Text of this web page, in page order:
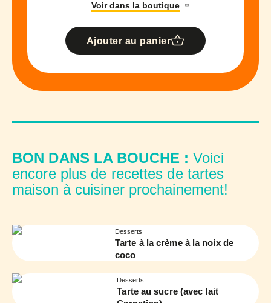
Voir dans la boutique
Ajouter au panier
BON DANS LA BOUCHE : Voici
encore plus de recettes de tartes
maison à cuisiner prochainement!
Desserts
Tarte à la crème à la noix de
coco
Desserts
Tarte au sucre (avec lait